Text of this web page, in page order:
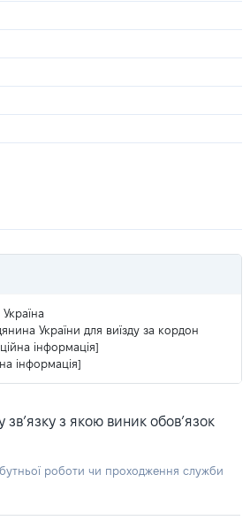
Україна
України для виїзду за кордон
інформація]
інформація]
з якою виник обов’язок
роботи чи проходження служби